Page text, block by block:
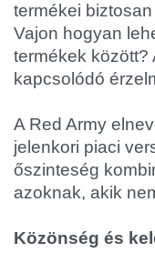
termékei
Vajon hogyan
termékek között?
kapcsolódó
A Red Army
jelenkori piaci
őszinteség
azoknak, akik
Közönség és